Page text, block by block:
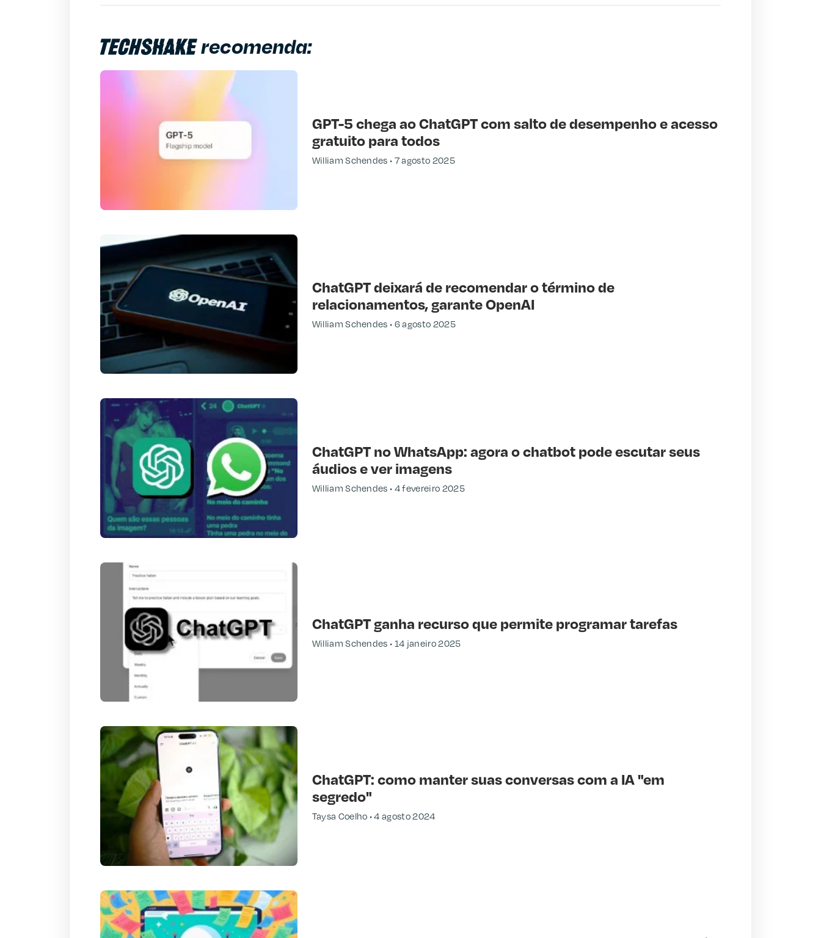
recomenda:
GPT-5 chega ao ChatGPT com salto de desempenho e acesso
gratuito para todos
William Schendes 7 agosto 2025
ChatGPT deixará de recomendar o término de
relacionamentos, garante OpenAI
William Schendes 6 agosto 2025
ChatGPT no WhatsApp: agora o chatbot pode escutar seus
áudios e ver imagens
William Schendes 4 fevereiro 2025
ChatGPT ganha recurso que permite programar tarefas
William Schendes 14 janeiro 2025
ChatGPT: como manter suas conversas com a IA "em
segredo"
Taysa Coelho 4 agosto 2024